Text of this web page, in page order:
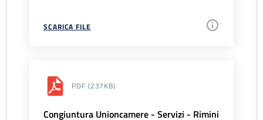
SCARICA FILE
PDF (237KB)
Congiuntura Unioncamere - Servizi - Rimini